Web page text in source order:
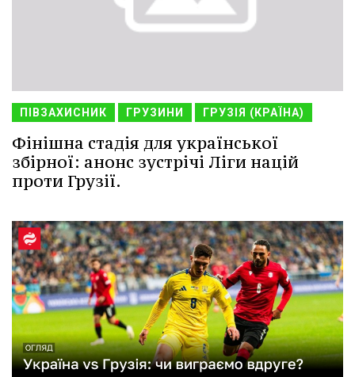
ПІВЗАХИСНИК ГРУЗИНИ ГРУЗІЯ (КРАЇНА)
Фінішна стадія для української
збірної: анонс зустрічі Ліги націй
проти Грузії.